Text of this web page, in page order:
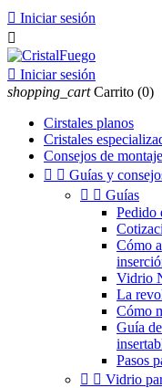
 Iniciar sesión

 Iniciar sesión
shopping_cart Carrito (0)
Cirstales planos
Cristales
Consejos de montaje
  Guías y
  Guías
Pedido
Cómo
Vidrio
La
Cómo
Guía
Pasos
  Vidrio